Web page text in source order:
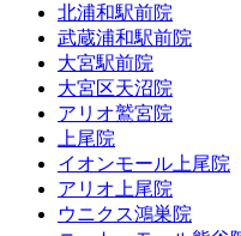
北浦和駅前院
武蔵浦和駅前院
大宮駅前院
大宮区天沼院
アリオ鷲宮院
上尾院
イオンモール上尾院
アリオ上尾院
ウニクス鴻巣院